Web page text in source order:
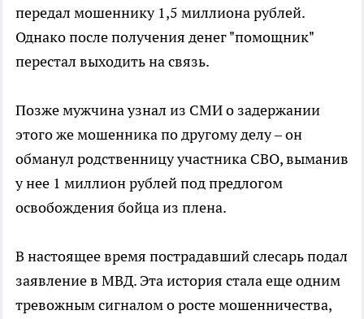
передал мошеннику 1,5 миллиона рублей.
Однако после получения денег "помощник"
перестал выходить на связь.
Позже мужчина узнал из СМИ о задержании
этого же мошенника по другому делу – он
обманул родственницу участника СВО, выманив
у нее 1 миллион рублей под предлогом
освобождения бойца из плена.
В настоящее время пострадавший слесарь подал
заявление в МВД. Эта история стала еще одним
тревожным сигналом о росте мошенничества,